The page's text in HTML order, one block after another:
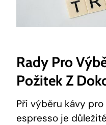
Rady Pro
Požitek Z
Při výběru kávy
espresso je